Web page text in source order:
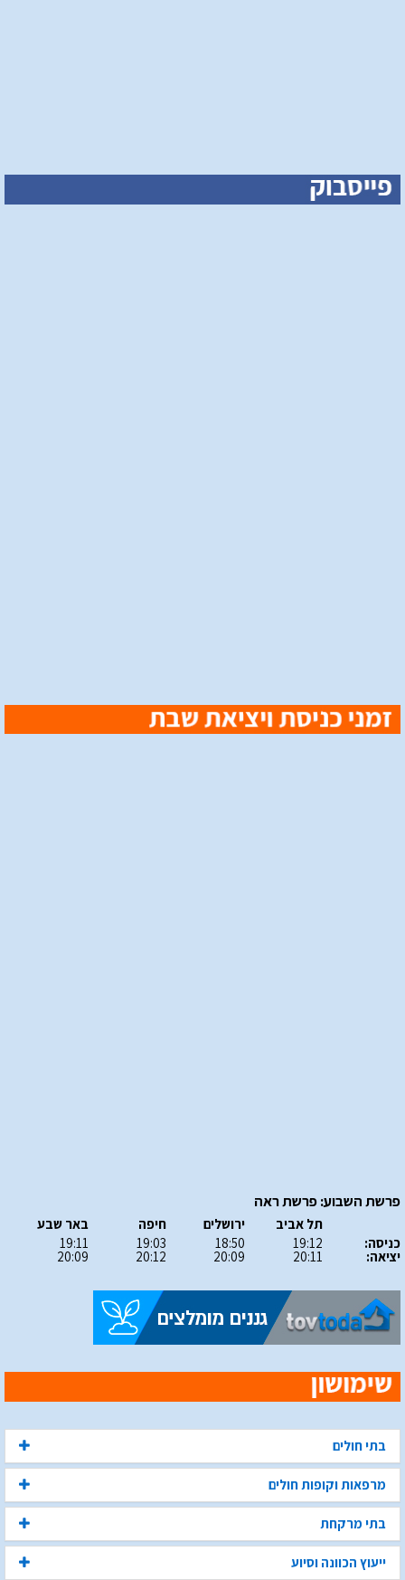
פרשת השבוע: פרשת ראה
כניסה:
יציאה:
תל אביב
19:12
20:11
ירושלים
18:50
20:09
חיפה
19:03
20:12
באר שבע
19:11
20:09
בתי חולים
מרפאות וקופות חולים
בתי מרקחת
ייעוץ הכוונה וסיוע